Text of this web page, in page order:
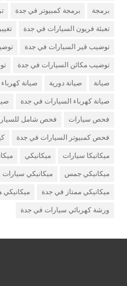
برمجة برمجة كمبيوتر في جدة
تعبئة فريون السيارات في جدة
توضيب قير السيارات في جدة
توضيب مكائن السيارات في جدة
صيانة صيانة دورية صيانة
صيانة كهرباء السيارات في جدة
فحص سيارات فحص شامل
فحص كمبيوتر السيارات في جدة
ميكانيكا سيارات ميكانيكي
ميكانيكي جمس ميكانيكي سيارات
ميكانيكي ممتاز في جدة ميكانيكي
ورشة كهربائي سيارات في جدة